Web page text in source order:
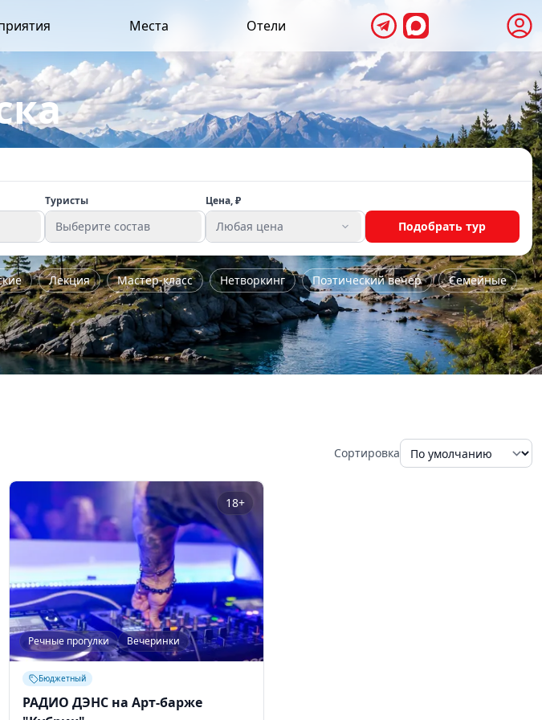
Места Отели
Туристы
Выберите состав
Цена, ₽
Любая цена Подобрать тур
Лекция Мастер-класс Нетворкинг Поэтический вечер
Семейные
Сортировка
18+
Речные прогулки Вечеринки
Бюджетный
РАДИО ДЭНС на Арт-барже